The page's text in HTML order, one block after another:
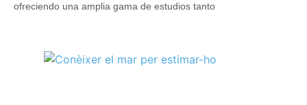
ofreciendo una amplia gama de estudios tanto